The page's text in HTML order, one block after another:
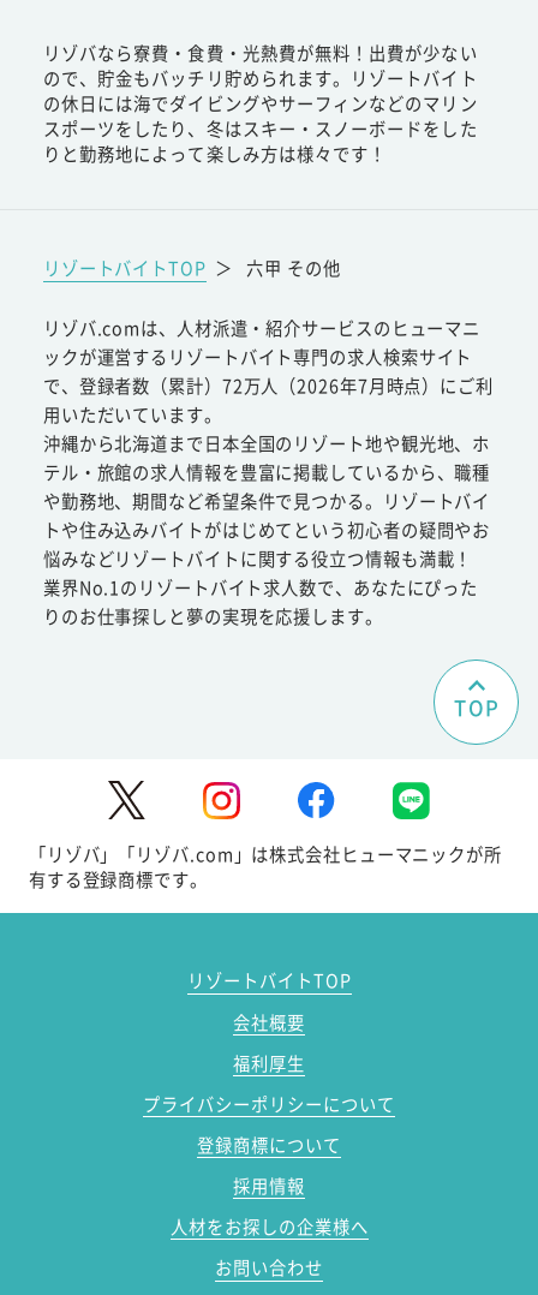
リゾバなら寮費・食費・光熱費が無料！出費が少ない
ので、貯金もバッチリ貯められます。リゾートバイト
の休日には海でダイビングやサーフィンなどのマリン
スポーツをしたり、冬はスキー・スノーボードをした
りと勤務地によって楽しみ方は様々です！
リゾートバイトTOP ＞ 六甲 その他
リゾバ.comは、人材派遣・紹介サービスのヒューマニ
ックが運営するリゾートバイト専門の求人検索サイト
で、登録者数（累計）72万人（2026年7月時点）にご利
用いただいています。
沖縄から北海道まで日本全国のリゾート地や観光地、ホ
テル・旅館の求人情報を豊富に掲載しているから、職種
や勤務地、期間など希望条件で見つかる。リゾートバイ
トや住み込みバイトがはじめてという初心者の疑問やお
悩みなどリゾートバイトに関する役立つ情報も満載！
業界No.1のリゾートバイト求人数で、あなたにぴった
りのお仕事探しと夢の実現を応援します。
TOP
「リゾバ」「リゾバ.com」は株式会社ヒューマニックが所
有する登録商標です。
リゾートバイトTOP
会社概要
福利厚生
プライバシーポリシーについて
登録商標について
採用情報
人材をお探しの企業様へ
お問い合わせ